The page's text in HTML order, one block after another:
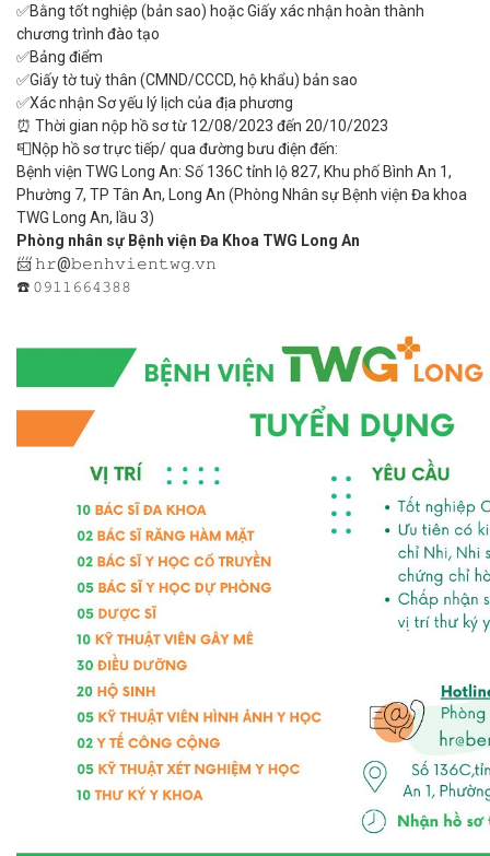
✅Bằng tốt nghiệp (bản sao) hoặc Giấy xác nhận hoàn thành
chương trình đào tạo
✅Bảng điểm
✅Giấy tờ tuỳ thân (CMND/CCCD, hộ khẩu) bản sao
✅Xác nhận Sơ yếu lý lịch của địa phương
⏰ Thời gian nộp hồ sơ từ 12/08/2023 đến 20/10/2023
📮Nộp hồ sơ trực tiếp/ qua đường bưu điện đến:
Bệnh viện TWG Long An: Số 136C tỉnh lộ 827, Khu phố Bình An 1,
Phường 7, TP Tân An, Long An (Phòng Nhân sự Bệnh viện Đa khoa
TWG Long An, lầu 3)
Phòng nhân sự Bệnh viện Đa Khoa TWG Long An
📨 𝚑𝚛@𝚋𝚎𝚗𝚑𝚟𝚒𝚎𝚗𝚝𝚠𝚐.𝚟𝚗
☎️ 𝟶𝟿𝟷𝟷𝟼𝟼𝟺𝟹𝟾𝟾